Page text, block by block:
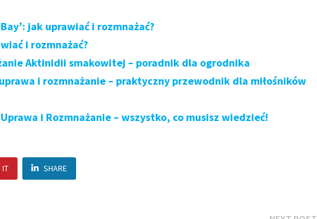
jak uprawiać i rozmnażać?
i rozmnażać?
Aktinidii smakowitej – poradnik dla ogrodnika
i rozmnażanie – praktyczny przewodnik dla miłośników
i Rozmnażanie – wszystko, co musisz wiedzieć!
IT SHARE